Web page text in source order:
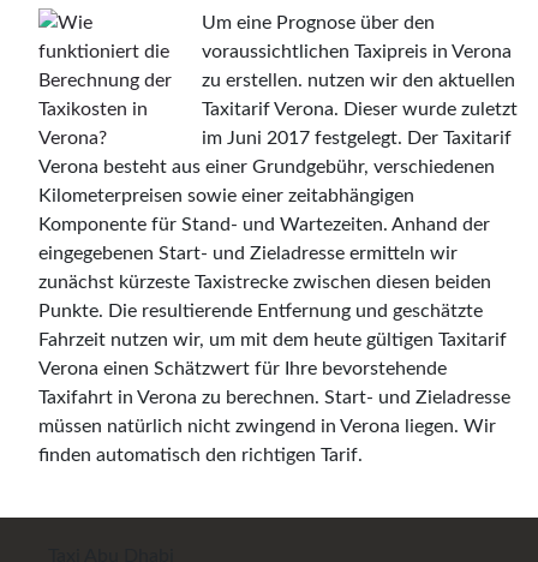
Um eine Prognose über den
voraussichtlichen Taxipreis in Verona
zu erstellen. nutzen wir den aktuellen
Taxitarif Verona. Dieser wurde zuletzt
im Juni 2017 festgelegt. Der Taxitarif
Verona besteht aus einer Grundgebühr, verschiedenen
Kilometerpreisen sowie einer zeitabhängigen
Komponente für Stand- und Wartezeiten. Anhand der
eingegebenen Start- und Zieladresse ermitteln wir
zunächst kürzeste Taxistrecke zwischen diesen beiden
Punkte. Die resultierende Entfernung und geschätzte
Fahrzeit nutzen wir, um mit dem heute gültigen Taxitarif
Verona einen Schätzwert für Ihre bevorstehende
Taxifahrt in Verona zu berechnen. Start- und Zieladresse
müssen natürlich nicht zwingend in Verona liegen. Wir
finden automatisch den richtigen Tarif.